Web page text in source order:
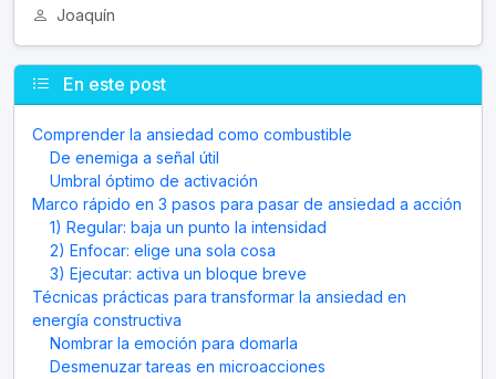
Joaquín
En este post
Comprender la ansiedad como combustible
De enemiga a señal útil
Umbral óptimo de activación
Marco rápido en 3 pasos para pasar de ansiedad a acción
1) Regular: baja un punto la intensidad
2) Enfocar: elige una sola cosa
3) Ejecutar: activa un bloque breve
Técnicas prácticas para transformar la ansiedad en
energía constructiva
Nombrar la emoción para domarla
Desmenuzar tareas en microacciones